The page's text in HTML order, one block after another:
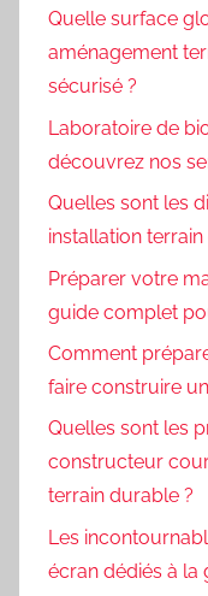
Quelle surface
aménagement
sécurisé ?
Laboratoire de
découvrez nos
Quelles sont les
installation terrain
Préparer votre
guide complet
Comment
faire construire
Quelles sont les
constructeur
terrain durable ?
Les
écran dédiés à